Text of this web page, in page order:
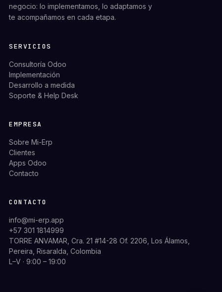
negocio: lo implementamos, lo adaptamos y
te acompañamos en cada etapa.
SERVICIOS
Consultoría Odoo
Implementación
Desarrollo a medida
Soporte & Help Desk
EMPRESA
Sobre Mi-Erp
Clientes
Apps Odoo
Contacto
CONTACTO
info@mi-erp.app
+57 301 1814999
TORRE ANVAMAR, Cra. 21 #14-28 Of. 2206, Los Álamos,
Pereira, Risaralda, Colombia
L–V · 9:00 – 19:00